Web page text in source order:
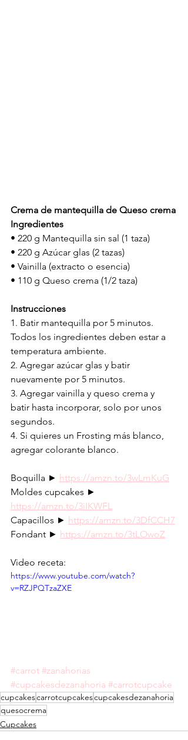
Crema de mantequilla de Queso crema
Ingredientes
• 220 g Mantequilla sin sal (1 taza)
• 220 g Azúcar glas (2 tazas)
• Vainilla (extracto o esencia)
• 110 g Queso crema (1/2 taza)
Instrucciones
1. Batir mantequilla por 5 minutos.
Todos los ingredientes deben estar a
temperatura ambiente.
2. Agregar azúcar glas y batir
nuevamente por 5 minutos.
3. Agregar vainilla y queso crema y
batir hasta incorporar, solo por unos
segundos.
4. Si quieres un Frosting más blanco,
agregar colorante blanco.
Boquilla ► https://amzn.to/3wLmKuG
Moldes cupcakes ►
https://amzn.to/3iIKWFL
Capacillos ► https://amzn.to/3DfCCH7
Fondant ► https://amzn.to/3tLOwoZ
Video receta:
https://www.youtube.com/watch?
v=RZJPQTzaZXE
#carrot #zanahorias
#cupcakesdezanahoria #carrotcupcake
cupcakescarrotcupcakescupcakesdezanahoria
quesocrema
Cupcakes